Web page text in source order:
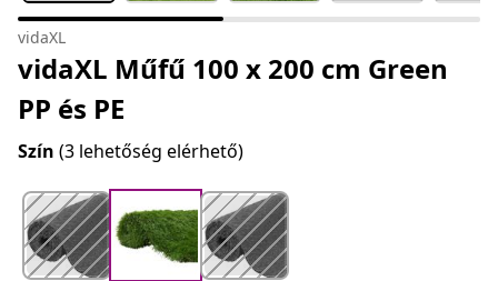
vidaXL
vidaXL Műfű 100 x 200 cm Green
PP és PE
Szín (3 lehetőség elérhető)